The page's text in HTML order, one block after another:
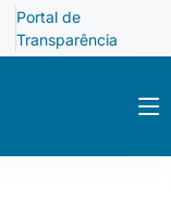
Portal de
Transparência